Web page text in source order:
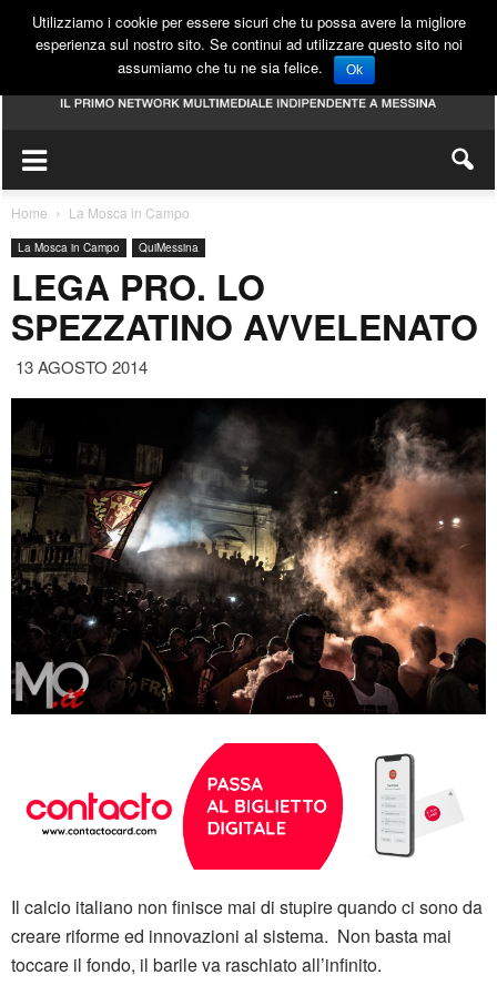
Home La Mosca in Campo
La Mosca in Campo QuiMessina
LEGA PRO. LO
SPEZZATINO AVVELENATO
13 AGOSTO 2014
Il calcio italiano non finisce mai di stupire quando ci sono da
creare riforme ed innovazioni al sistema. Non basta mai
toccare il fondo, il barile va raschiato all’infinito.
Utilizziamo i cookie per essere sicuri che tu possa avere la migliore
esperienza sul nostro sito. Se continui ad utilizzare questo sito noi
assumiamo che tu ne sia felice.
Ok